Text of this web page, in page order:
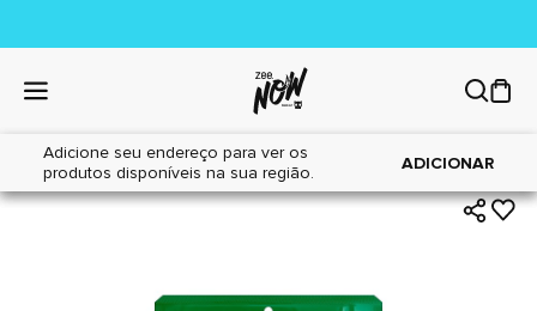
Adicione seu endereço para ver os
produtos disponíveis na sua região.
ADICIONAR
Home|Gatos|Petiscos